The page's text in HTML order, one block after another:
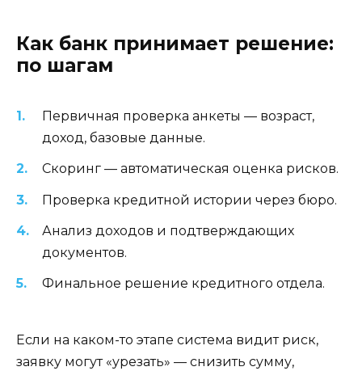
Как банк принимает решение:
по шагам
Первичная проверка анкеты — возраст,
доход, базовые данные.
Скоринг — автоматическая оценка рисков.
Проверка кредитной истории через бюро.
Анализ доходов и подтверждающих
документов.
Финальное решение кредитного отдела.
Если на каком-то этапе система видит риск,
заявку могут «урезать» — снизить сумму,